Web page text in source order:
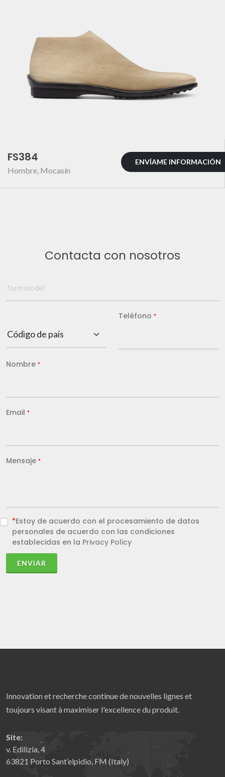
FS384
Hombre, Mocasín
ENVÍAME INFORMACIÓN
Contacta con nosotros
Teléfono *
Nombre *
Email *
Mensaje *
*Estoy de acuerdo con el procesamiento de datos
personales de acuerdo con las condiciones
establecidas en la Privacy Policy
ENVIAR
Innovation et recherche continue de nouvelles lignes et
toujours visant à maximiser l'excellence du produit.
Site:
v. Edilizia, 4
63821 Porto Sant’elpidio, FM (Italy)